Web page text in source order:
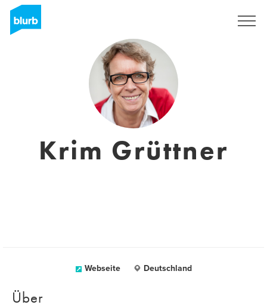
Krim Grüttner
Webseite Deutschland
Über